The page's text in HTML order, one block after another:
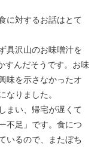
に対するお話はとて
具沢山のお味噌汁を
すんだそうです。お味
味を示さなかったオ
なりました。
まい、帰宅が遅くて
不足」です。食につ
いるので、またぼち